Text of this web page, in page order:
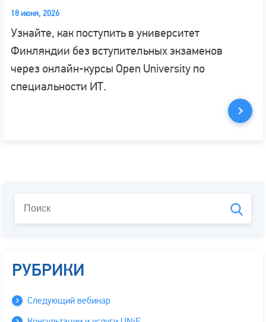
18 июня, 2026
Узнайте, как поступить в университет
Финляндии без вступительных экзаменов
через онлайн-курсы Open University по
специальности ИТ.
РУБРИКИ
Следующий вебинар